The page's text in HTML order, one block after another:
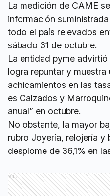
La medición de CAME
información
todo el país relevados
sábado 31 de octubre.
La entidad pyme
logra repuntar y muestra
achicamientos en las
es Calzados y
anual” en octubre.
No obstante, la mayor
rubro Joyería, relojería y
desplome de 36,1% en
Ads